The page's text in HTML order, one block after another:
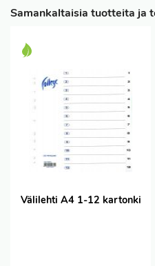
Samankaltaisia tuotteita ja
Välilehti A4 1-12 kartonki